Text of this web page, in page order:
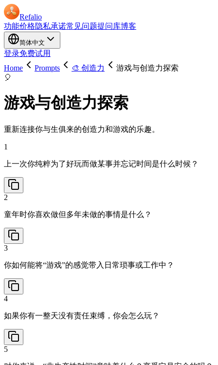
Refalio
功能价格隐私承诺常见问题提问库博客
简体中文
登录免费试用
Home
Prompts 🎨 创造力
游戏与创造力探索
🎈
游戏与创造力探索
重新连接你与生俱来的创造力和游戏的乐趣。
1
上一次你纯粹为了好玩而做某事并忘记时间是什么时候？
2
童年时你喜欢做但多年未做的事情是什么？
3
你如何能将“游戏”的感觉带入日常琐事或工作中？
4
如果你有一整天没有责任束缚，你会怎么玩？
5